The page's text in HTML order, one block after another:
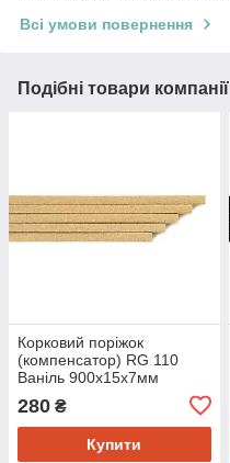
Всі умови повернення
Подібні товари компанії
Корковий поріжок
(компенсатор) RG 110
Ваніль 900х15х7мм
280 ₴
Купити